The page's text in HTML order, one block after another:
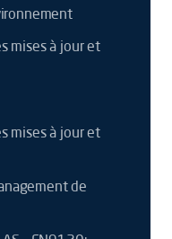
mises à jour et
mises à jour et
de